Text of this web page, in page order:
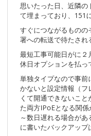
思いたった日、近隣
て埋まっており、151
すぐにつながるものの
署への転送で待たされ
最短工事可能日がに
休日オプションを払っ
単独タイプなので事前
かないと設定情報（フ
くて開通できないこ
た両方IPoEとなる関
～数日遅れる場合が
に書いたバックアップ